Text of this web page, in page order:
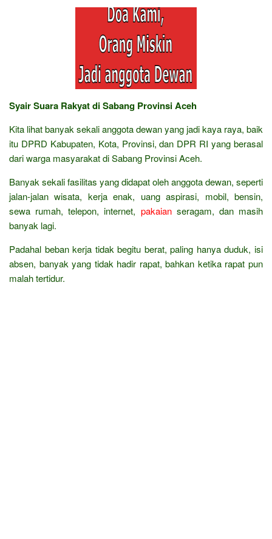
Syair Suara Rakyat di Sabang Provinsi Aceh
Kita lihat banyak sekali anggota dewan yang jadi kaya raya, baik
itu DPRD Kabupaten, Kota, Provinsi, dan DPR RI yang berasal
dari warga masyarakat di Sabang Provinsi Aceh.
Banyak sekali fasilitas yang didapat oleh anggota dewan, seperti
jalan-jalan wisata, kerja enak, uang aspirasi, mobil, bensin,
sewa rumah, telepon, internet, pakaianseragam, dan masih
banyak lagi.
Padahal beban kerja tidak begitu berat, paling hanya duduk, isi
absen, banyak yang tidak hadir rapat, bahkan ketika rapat pun
malah tertidur.